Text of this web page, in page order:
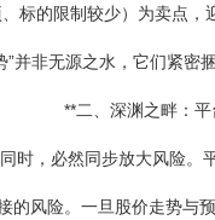
标的限制较少）为卖点，
”并非无源之水，它们紧密
**二、深渊之畔：
时，必然同步放大风险。
的风险。一旦股价走势